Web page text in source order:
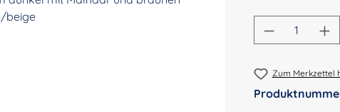
Produkt
Zum Merkzettel